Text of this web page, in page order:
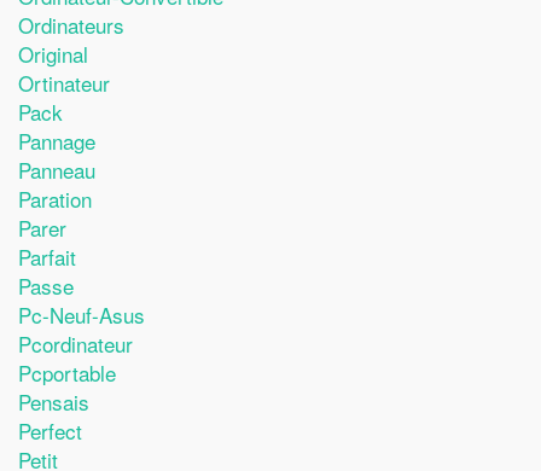
Ordinateurs
Original
Ortinateur
Pack
Pannage
Panneau
Paration
Parer
Parfait
Passe
Pc-Neuf-Asus
Pcordinateur
Pcportable
Pensais
Perfect
Petit